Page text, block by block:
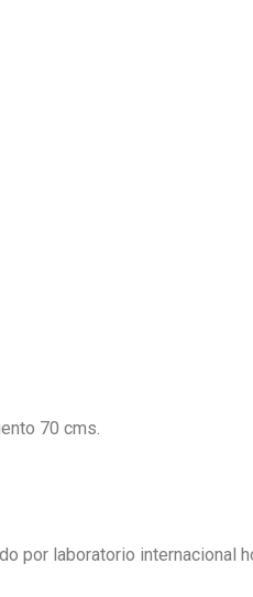
70 cms.
por laboratorio